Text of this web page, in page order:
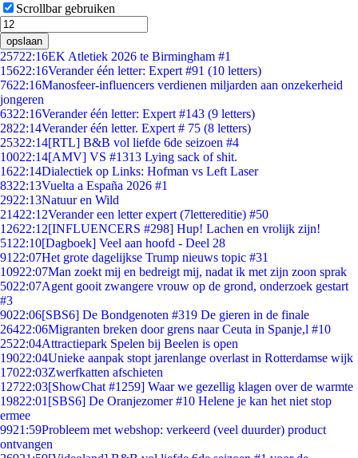
Scrollbar gebruiken
opslaan
25722:16EK Atletiek 2026 te Birmingham #1
15622:16Verander één letter: Expert #91 (10 letters)
7622:16Manosfeer-influencers verdienen miljarden aan onzekerheid
jongeren
6322:16Verander één letter: Expert #143 (9 letters)
2822:14Verander één letter. Expert # 75 (8 letters)
25322:14[RTL] B&B vol liefde 6de seizoen #4
10022:14[AMV] VS #1313 Lying sack of shit.
1622:14Dialectiek op Links: Hofman vs Left Laser
8322:13Vuelta a España 2026 #1
2922:13Natuur en Wild
21422:12Verander een letter expert (7lettereditie) #50
12622:12[INFLUENCERS #298] Hup! Lachen en vrolijk zijn!
51 22:10[Dagboek] Veel aan hoofd - Deel 28
91 22:07Het grote dagelijkse Trump nieuws topic #31
10922:07Man zoekt mij en bedreigt mij, nadat ik met zijn zoon sprak
5022:07Agent gooit zwangere vrouw op de grond, onderzoek gestart
#3
9022:06[SBS6] De Bondgenoten #319 De gieren in de finale
26422:06Migranten breken door grens naar Ceuta in Spanje,l #10
2522:04Attractiepark Spelen bij Beelen is open
19022:04Unieke aanpak stopt jarenlange overlast in Rotterdamse wijk
17022:03Zwerfkatten afschieten
12722:03[ShowChat #1259] Waar we gezellig klagen over de warmte
19822:01 [SBS6] De Oranjezomer #10 Helene je kan het niet stop
ermee
9921:59Probleem met webshop: verkeerd (veel duurder) product
ontvangen